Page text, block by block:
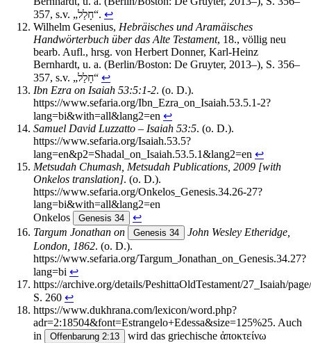
357, s.v. „חָלַל“. ↩︎
Wilhelm Gesenius, Hebräisches und Aramäisches
Handwörterbuch über das Alte Testament, 18., völlig neu
bearb. Aufl., hrsg. von Herbert Donner, Karl-Heinz
Bernhardt, u. a. (Berlin/Boston: De Gruyter, 2013–), S. 356–
357, s.v. „חָלַל“ ↩︎
Ibn Ezra on Isaiah 53:5:1-2. (o. D.).
https://www.sefaria.org/Ibn_Ezra_on_Isaiah.53.5.1-2?
lang=bi&with=all&lang2=en ↩︎
Samuel David Luzzatto – Isaiah 53:5. (o. D.).
https://www.sefaria.org/Isaiah.53.5?
lang=en&p2=Shadal_on_Isaiah.53.5.1&lang2=en ↩︎
Metsudah Chumash, Metsudah Publications, 2009 [with
Onkelos translation]. (o. D.).
https://www.sefaria.org/Onkelos_Genesis.34.26-27?
lang=bi&with=all&lang2=en
Onkelos
Genesis 34
↩︎
Targum Jonathan on
Genesis 34
John Wesley Etheridge,
London, 1862. (o. D.).
https://www.sefaria.org/Targum_Jonathan_on_Genesis.34.27?
lang=bi ↩︎
https://archive.org/details/PeshittaOldTestament/27_Isaiah/
S. 260 ↩︎
https://www.dukhrana.com/lexicon/word.php?
adr=2:18504&font=Estrangelo+Edessa&size=125%25. Auch
in
Offenbarung 2:13
wird das griechische ἀποκτείνω